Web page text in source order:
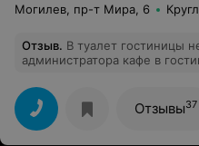
Могилев, пр-т Мира, 6
Отзыв. В туалет гостиницы
администратора кафе в
Отзывы37